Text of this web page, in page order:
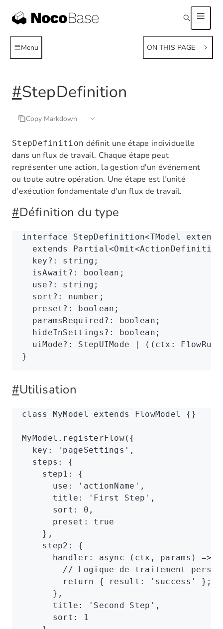
Menu ON THIS PAGE
#StepDefinition
Copy Markdown
StepDefinition définit une étape individuelle
dans un flux de travail. Chaque étape peut
représenter une action, la gestion d'un événement
ou toute autre opération. Une étape est l'unité
d'exécution fondamentale d'un flux de travail.
#Définition du type
interface StepDefinition<TModel extends
  extends
Partial<Omit<ActionDefinition
  key
?: string ;
  isAwait
?: boolean ;
  use
?: string ;
  sort
?: number ;
  preset
?: boolean ;
  paramsRequired
?: boolean ;
  hideInSettings
?: boolean ;
  uiMode
?: StepUIMode | ((ctx :
}
#Utilisation
class MyModel extends FlowModel {}
MyModel .registerFlow({
  key
: 'pageSettings' ,
  steps
:
{
    step1
:
{
      use
: 'actionName' ,
      title
: 'First Step' ,
      sort
: 0 ,
      preset
:
true
    }
,
    step2
:
{
      handler
: async (ctx , params) =>
// Logique de traitement
        return
{ result : 'success'
};
      }
,
      title
: 'Second Step' ,
      sort
:
1